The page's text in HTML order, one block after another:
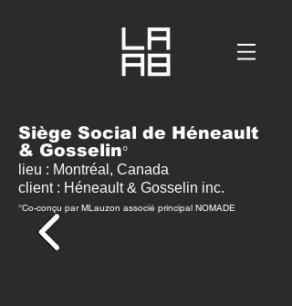
Siège Social de Héneault
& Gosselin°
lieu : Montréal, Canada
client : Héneault & Gosselin inc.
°Co-conçu par MLauzon associé principal NOMADE